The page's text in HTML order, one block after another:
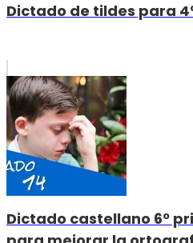
Dictado de tildes para
Dictado castellano 6º